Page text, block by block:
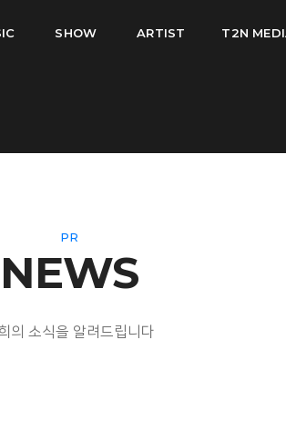
SHOW ARTIST T2N
PR
NEWS
의 소식을 알려드립니다